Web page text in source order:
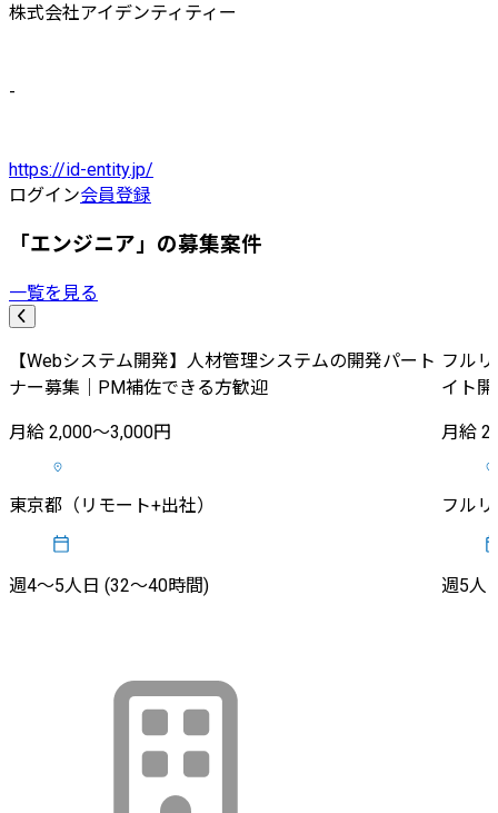
株式会社アイデンティティー
-
https://id-entity.jp/
ログイン会員登録
「エンジニア」の募集案件
一覧を見る
【Webシステム開発】人材管理システムの開発パート
ナー募集｜PM補佐できる方歓迎
月給 2,000〜3,000円
東京都（リモート+出社）
週4〜5人日 (32〜40時間)
フル
イト
月給
フル
週5人